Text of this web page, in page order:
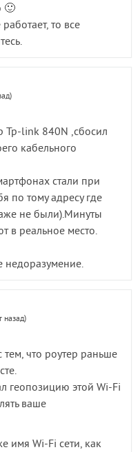
🙂
то все
Tp-link 840N ,сбосил
кабельного
стали при
по тому адресу где
не были).Минуты
в реальное место.
недоразумение.
тем, что роутер раньше
геопозицию этой Wi-Fi
ваше
имя Wi-Fi сети, как